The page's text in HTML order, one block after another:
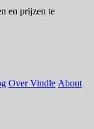
en prijzen te
Over Vindle About